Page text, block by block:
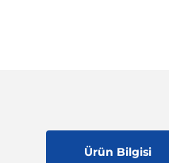
Ürün Bilgisi